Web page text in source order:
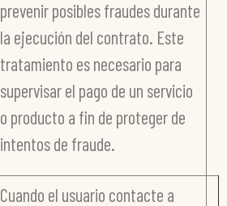
prevenir posibles fraudes durante
la ejecución del contrato. Este
tratamiento es necesario para
supervisar el pago de un servicio
o producto a fin de proteger de
intentos de fraude.
Cuando el usuario contacte a